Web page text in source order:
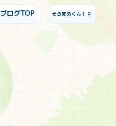
ブログTOP そらまめくん！ »